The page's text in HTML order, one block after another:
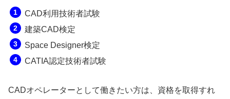
CAD利用技術者試験
建築CAD検定
Space Designer検定
CATIA認定技術者試験
CADオペレーターとして働きたい方は、資格を取得すれ